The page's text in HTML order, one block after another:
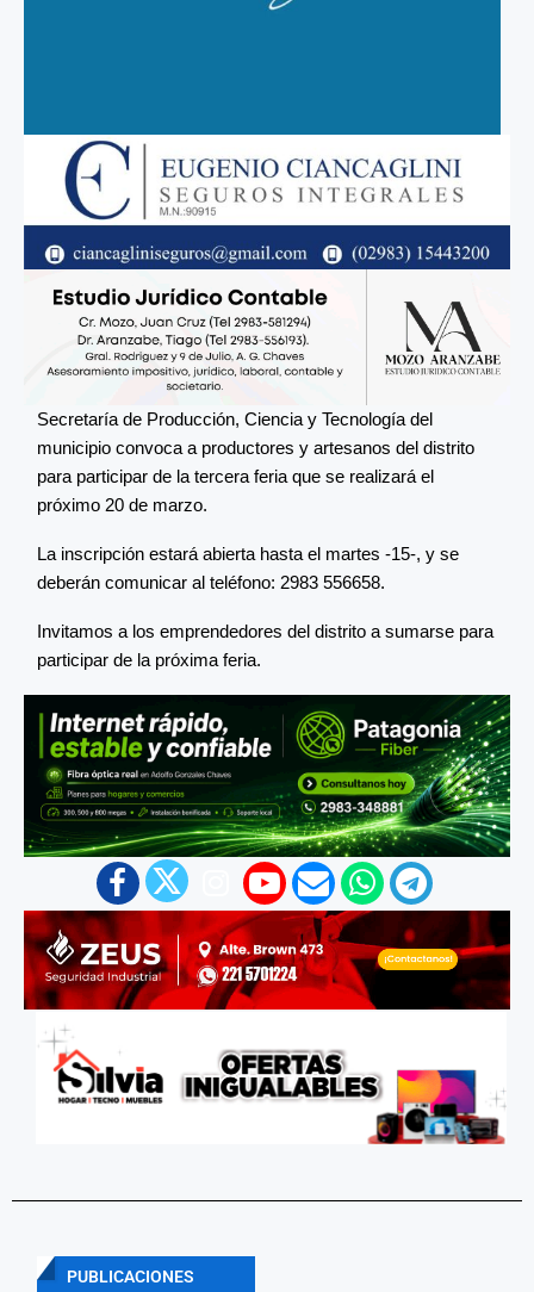
Secretaría de Producción, Ciencia y Tecnología del
municipio convoca a productores y artesanos del distrito
para participar de la tercera feria que se realizará el
próximo 20 de marzo.
La inscripción estará abierta hasta el martes -15-, y se
deberán comunicar al teléfono: 2983 556658.
Invitamos a los emprendedores del distrito a sumarse para
participar de la próxima feria.
PUBLICACIONES